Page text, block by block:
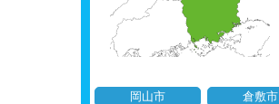
岡山市
倉敷市